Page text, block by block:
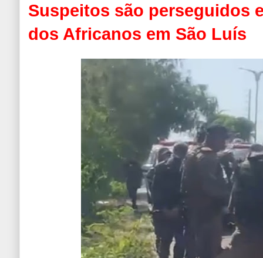
Suspeitos são perseguidos
dos Africanos em São Luís